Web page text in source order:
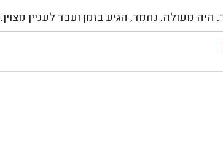
מעולה. נחמד, הגיע בזמן ועבד לעניין מצוין.